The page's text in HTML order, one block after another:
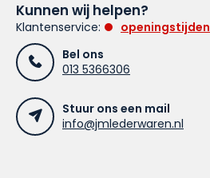
Kunnen wij helpen?
Klantenservice:
openingstijden
Bel ons
013 5366306
Stuur ons een mail
info@jmlederwaren.nl